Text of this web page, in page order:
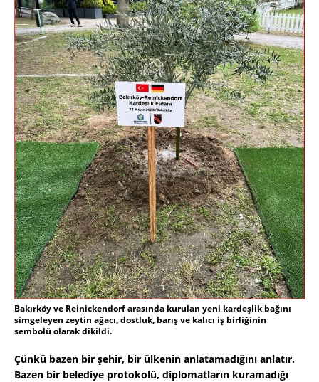
Bakırköy ve Reinickendorf arasında kurulan yeni kardeşlik bağını
simgeleyen zeytin ağacı, dostluk, barış ve kalıcı iş birliğinin
sembolü olarak dikildi.
Çünkü bazen bir şehir, bir ülkenin anlatamadığını anlatır.
Bazen bir belediye protokolü, diplomatların kuramadığı